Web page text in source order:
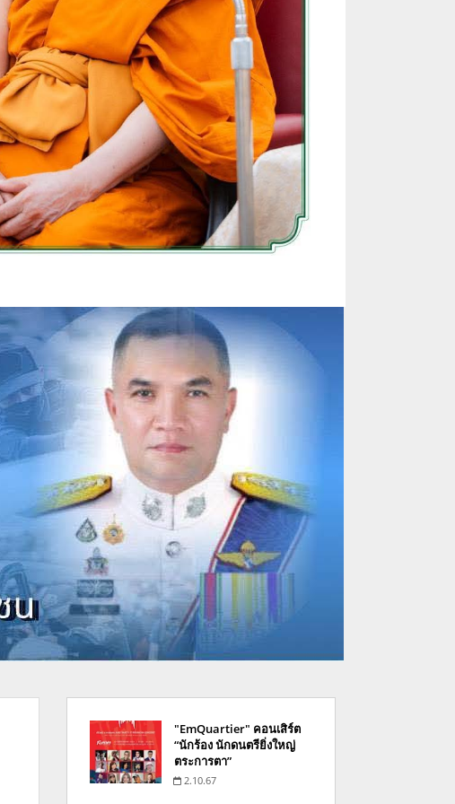
"EmQuartier" คอนเสิร์ต
“นักร้อง นักดนตรียิ่งใหญ่
ตระการตา”
2.10.67